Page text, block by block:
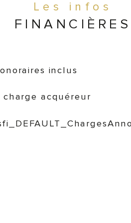
Les infos
FINANCIÈRES
inclus
charge acquéreur